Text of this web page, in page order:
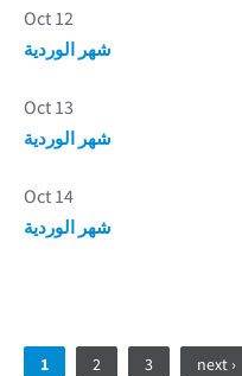
Oct 12
شهر الوردية
Oct 13
شهر الوردية
Oct 14
شهر الوردية
Pages
1 2 3 next ›